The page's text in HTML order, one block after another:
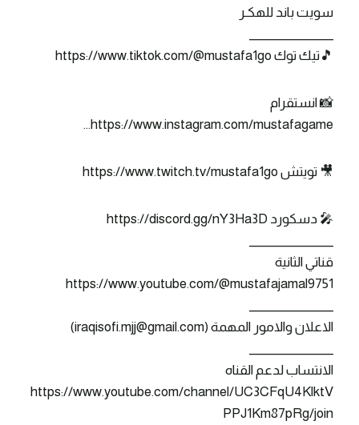
سويت باند للهكـر
🎵تيك توك https://www.tiktok.com/@mustafa1go
📸 انستقرام
https://www.instagram.com/mustafagame…
🎥 تويتش https://www.twitch.tv/mustafa1go
🎤 دسكورد https://discord.gg/nY3Ha3D
قناتي الثانية
https://www.youtube.com/@mustafajamal9751
الاعلان والامور المهمة (iraqisofi.mjj@gmail.com)
الانتساب لدعم القناه
https://www.youtube.com/channel/UC3CFqU4KlktV
PPJ1Km87pRg/join